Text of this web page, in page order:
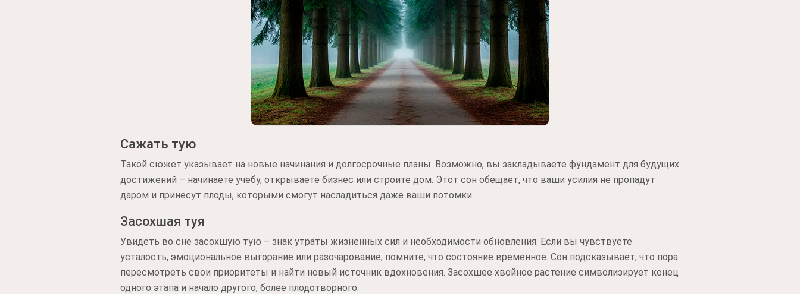
Сажать тую
Такой сюжет указывает на новые начинания и долгосрочные планы. Возможно, вы закладываете фундамент для будущих
достижений – начинаете учебу, открываете бизнес или строите дом. Этот сон обещает, что ваши усилия не пропадут
даром и принесут плоды, которыми смогут насладиться даже ваши потомки.
Засохшая туя
Увидеть во сне засохшую тую – знак утраты жизненных сил и необходимости обновления. Если вы чувствуете
усталость, эмоциональное выгорание или разочарование, помните, что состояние временное. Сон подсказывает, что пора
пересмотреть свои приоритеты и найти новый источник вдохновения. Засохшее хвойное растение символизирует конец
одного этапа и начало другого, более плодотворного.